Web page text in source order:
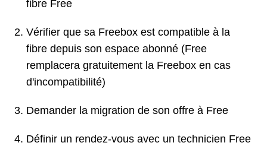
fibre Free
Vérifier que sa Freebox est compatible à la
fibre depuis son espace abonné (Free
remplacera gratuitement la Freebox en cas
d'incompatibilité)
Demander la migration de son offre à Free
Définir un rendez-vous avec un technicien Free